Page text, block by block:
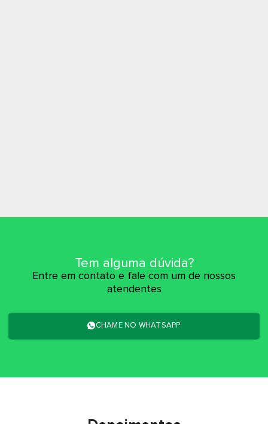
Tem alguma dúvida?
Entre em contato e fale com um de nossos
atendentes
CHAME NO WHATSAPP